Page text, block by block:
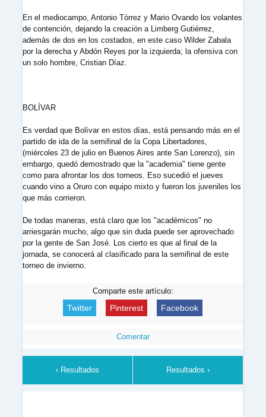
En el mediocampo, Antonio Tórrez y Mario Ovando los volantes
de contención, dejando la creación a Limberg Gutiérrez,
además de dos en los costados, en este caso Wilder Zabala
por la derecha y Abdón Reyes por la izquierda; la ofensiva con
un solo hombre, Cristian Díaz.
BOLÍVAR
Es verdad que Bolívar en estos días, está pensando más en el
partido de ida de la semifinal de la Copa Libertadores,
(miércoles 23 de julio en Buenos Aires ante San Lorenzo), sin
embargo, quedó demostrado que la "academia" tiene gente
como para afrontar los dos torneos. Eso sucedió el jueves
cuando vino a Oruro con equipo mixto y fueron los juveniles los
que más corrieron.
De todas maneras, está claro que los "académicos" no
arriesgarán mucho, algo que sin duda puede ser aprovechado
por la gente de San José. Los cierto es que al final de la
jornada, se conocerá al clasificado para la semifinal de este
torneo de invierno.
Comparte este artículo:
Twitter Pinterest Facebook
Comentar
‹ Resultados Resultados ›